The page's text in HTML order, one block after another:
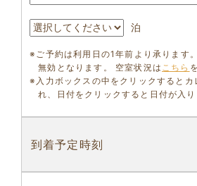
泊
※ご予約は利用日の1年前より承ります
無効となります。 空室状況は こちら
※入力ボックスの中をクリックするとカ
れ、日付をクリックすると日付が入り
到着予定時刻